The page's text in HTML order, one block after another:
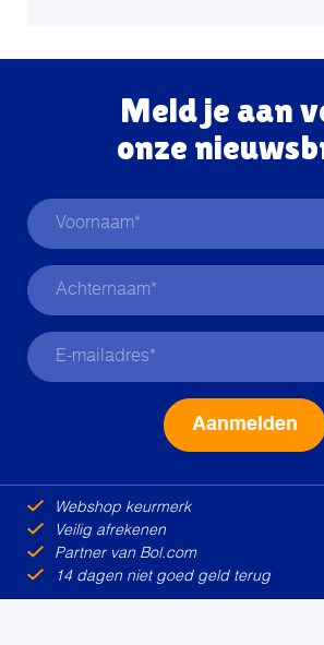
Meld je aan
onze
Webshop keurmerk
Veilig afrekenen
Partner van Bol.com
14 dagen niet goed geld terug